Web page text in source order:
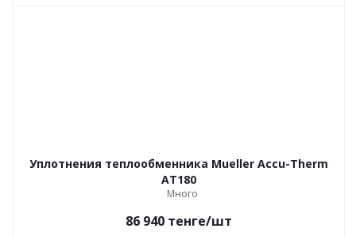
Уплотнения теплообменника Mueller Accu-Therm
AT180
Много
86 940 тенге/шт